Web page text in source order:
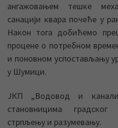
ангажовањем тешке
санацији квара почеће у
Након тога добићемо
процене о потребном
и поновном успостављању
у Шумици.
ЈКП „Водовод и
становницима
стрпљењу и разумевању.